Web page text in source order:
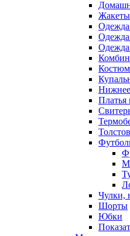
Одежда
Одежда
Нижнее
Платья
Чулки,
Шорты
Юбки